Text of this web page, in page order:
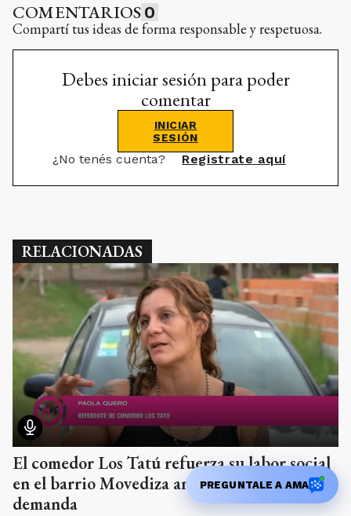
COMENTARIOS 0
Compartí tus ideas de forma responsable y respetuosa.
Debes iniciar sesión para poder
comentar
INICIAR
SESIÓN
¿No tenés cuenta? Registrate aquí
RELACIONADAS
El comedor Los Tatú refuerza su labor social
en el barrio Movediza ante la creciente
demanda
PREGUNTALE A AMA